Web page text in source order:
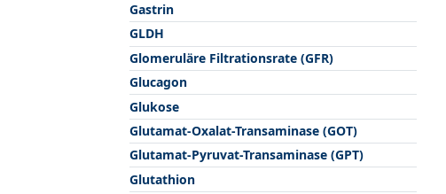
Gastrin
GLDH
Glomeruläre Filtrationsrate (GFR)
Glucagon
Glukose
Glutamat-Oxalat-Transaminase (GOT)
Glutamat-Pyruvat-Transaminase (GPT)
Glutathion